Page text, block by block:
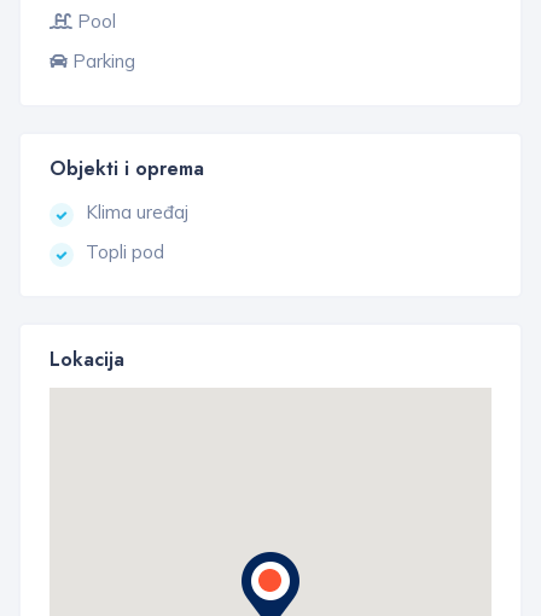
Pool
Parking
Objekti i oprema
Klima uređaj
Topli pod
Lokacija